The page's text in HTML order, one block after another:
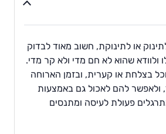
או לתינוקת, חשוב מאוד לבדוק
שהוא לא חם מדי ולא קר מדי.
בצלחת או קערית, ובזמן הארוחה
ולאפשר להם לאכול גם באמצעות
פעולת לעיסה ומתנסים